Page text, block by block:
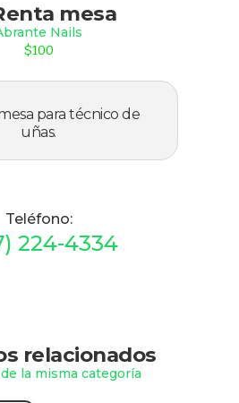
mesa
Nails
$100
para técnico de
uñas.
Teléfono:
224-4334
relacionados
la misma categoría